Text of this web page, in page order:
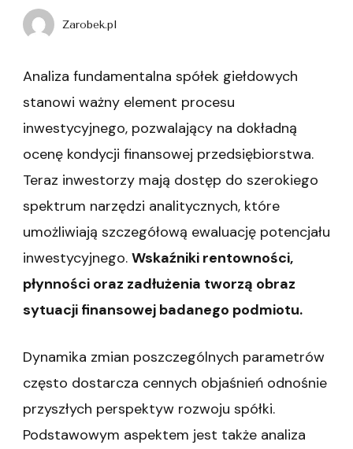
Zarobek.pl
Analiza fundamentalna spółek giełdowych
stanowi ważny element procesu
inwestycyjnego, pozwalający na dokładną
ocenę kondycji finansowej przedsiębiorstwa.
Teraz inwestorzy mają dostęp do szerokiego
spektrum narzędzi analitycznych, które
umożliwiają szczegółową ewaluację potencjału
inwestycyjnego. Wskaźniki rentowności,
płynności oraz zadłużenia tworzą obraz
sytuacji finansowej badanego podmiotu.
Dynamika zmian poszczególnych parametrów
często dostarcza cennych objaśnień odnośnie
przyszłych perspektyw rozwoju spółki.
Podstawowym aspektem jest także analiza